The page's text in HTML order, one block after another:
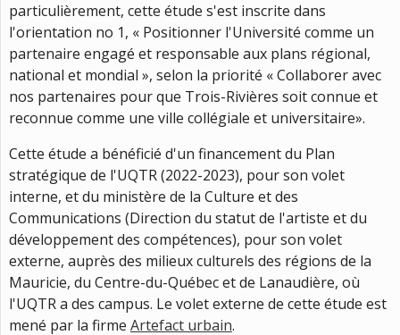
particulièrement, cette étude s'est inscrite dans
l'orientation no 1, « Positionner l'Université comme un
partenaire engagé et responsable aux plans régional,
national et mondial », selon la priorité « Collaborer avec
nos partenaires pour que Trois-Rivières soit connue et
reconnue comme une ville collégiale et universitaire».
Cette étude a bénéficié d'un financement du Plan
stratégique de l'UQTR (2022-2023), pour son volet
interne, et du ministère de la Culture et des
Communications (Direction du statut de l'artiste et du
développement des compétences), pour son volet
externe, auprès des milieux culturels des régions de la
Mauricie, du Centre-du-Québec et de Lanaudière, où
l'UQTR a des campus. Le volet externe de cette étude est
mené par la firme Artefact urbain.